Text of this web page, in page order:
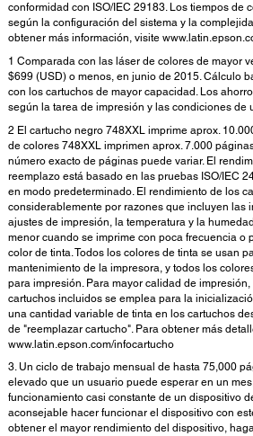
conformidad con ISO/IEC 29183. Los tiempos de
según la configuración del sistema y la
obtener más información, visite
1 Comparada con las láser de colores de mayor
$699 (USD) o menos, en junio de 2015. Cálculo
con los cartuchos de mayor capacidad. Los
según la tarea de impresión y las condiciones de
2 El cartucho negro 748XXL imprime aprox.
de colores 748XXL imprimen aprox. 7.000
número exacto de páginas puede variar. El
reemplazo está basado en las pruebas ISO/IEC
en modo predeterminado. El rendimiento de los
considerablemente por razones que incluyen las
ajustes de impresión, la temperatura y la
menor cuando se imprime con poca frecuencia o
color de tinta. Todos los colores de tinta se usan
mantenimiento de la impresora, y todos los
para impresión. Para mayor calidad de
cartuchos incluidos se emplea para la
una cantidad variable de tinta en los cartuchos
de "reemplazar cartucho". Para obtener más
www.latin.epson.com/infocartucho
3. Un ciclo de trabajo mensual de hasta 75,000
elevado que un usuario puede esperar en un
funcionamiento casi constante de un dispositivo
aconsejable hacer funcionar el dispositivo con
obtener el mayor rendimiento del dispositivo,